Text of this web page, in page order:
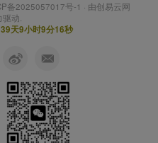
备2025057017号-1 · 由创易云网
驱动.
天9小时9分17秒